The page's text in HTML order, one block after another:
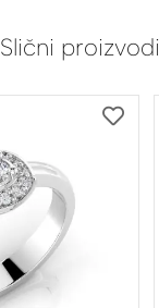
Slični proizvodi